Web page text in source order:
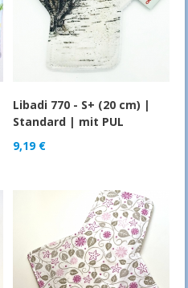
Libadi 770 - S+ (20 cm) |
Standard | mit PUL
9,19 €